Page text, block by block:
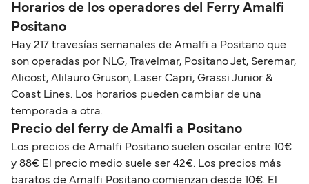
Horarios de los operadores del Ferry Amalfi
Positano
Hay 217 travesías semanales de Amalfi a Positano que
son operadas por NLG, Travelmar, Positano Jet, Seremar,
Alicost, Alilauro Gruson, Laser Capri, Grassi Junior &
Coast Lines. Los horarios pueden cambiar de una
temporada a otra.
Precio del ferry de Amalfi a Positano
Los precios de Amalfi Positano suelen oscilar entre 10€
y 88€ El precio medio suele ser 42€. Los precios más
baratos de Amalfi Positano comienzan desde 10€. El